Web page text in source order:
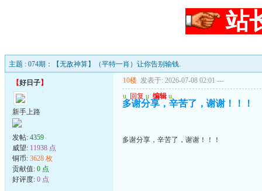
站
主题 : 074期：【无敌神算】（平特一肖）让你告别输钱.
【好日子】
新手上路
发帖: 4359
威望: 11938 点
铜币: 3628 枚
贡献值: 0 点
好评度: 0 点
10楼 发表于: 2026-07-08 02:01 ---
u 回复 u 编辑 u
多谢分享，辛苦了，谢谢！！！
多谢分享，辛苦了，谢谢！！！